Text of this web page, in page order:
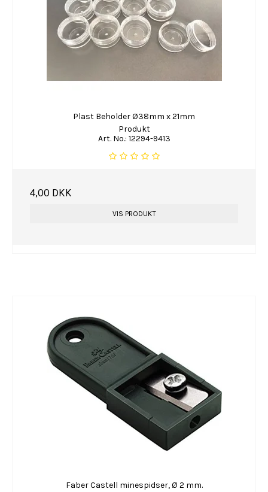
Plast Beholder Ø38mm x 21mm
Produkt
Art. No.: 12294-9413
4,00 DKK
VIS PRODUKT
Faber Castell minespidser, Ø 2 mm.